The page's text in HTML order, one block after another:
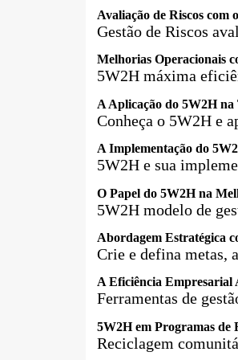
Avaliação de Riscos
Gestão de Riscos
Melhorias Operacionais
5W2H máxima
A Aplicação do 5W2H na
Conheça o 5W2H e
A Implementação do
5W2H e sua
O Papel do 5W2H na
5W2H modelo de
Abordagem Estratégica
Crie e defina metas,
A Eficiência Empresarial
Ferramentas de
5W2H em Programas de
Reciclagem